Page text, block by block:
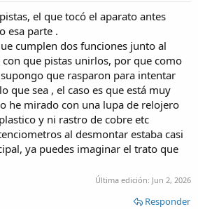
el que tocó el aparato antes
esa parte .
cumplen dos funciones junto al
que pistas unirlos, por que como
que rasparon para intentar
que sea , el caso es que está muy
he mirado con una lupa de relojero
y ni rastro de cobre etc
al desmontar estaba casi
ya puedes imaginar el trato que
Última edición: Jun 2, 2026
Responder